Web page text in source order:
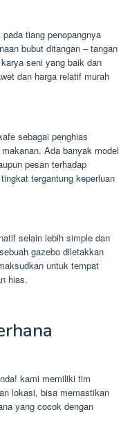
tiang penopangnya
bubut ditangan – tangan
seni yang baik dan
dan harga relatif murah
sebagai penghias
Ada banyak model
pesan terhadap
tergantung keperluan
selain lebih simple dan
gazebo diletakkan
untuk tempat
hias.
kami memiliki tim
lokasi, bisa memastikan
yang cocok dengan